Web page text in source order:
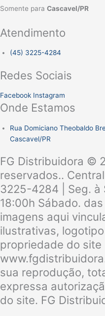
Somente para Cascavel/PR
Atendimento
(45) 3225-4284
Redes Sociais
Facebook Instagram
Onde Estamos
Rua Domiciano Theobaldo
Cascavel/PR
FG Distribuidora ©
reservados..
3225-4284 | Seg. à
18:00h Sábado.
imagens aqui
ilustrativas,
propriedade do site
sua reprodução,
expressa
do site. FG